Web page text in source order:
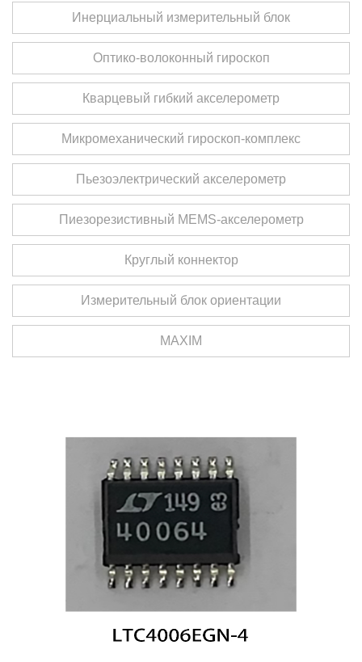
Инерциальный измерительный блок
Оптико-волоконный гироскоп
Кварцевый гибкий акселерометр
Микромеханический гироскоп-комплекс
Пьезоэлектрический акселерометр
Пиезорезистивный MEMS-акселерометр
Круглый коннектор
Измерительный блок ориентации
MAXIM